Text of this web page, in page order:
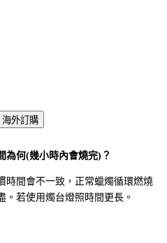
海外訂購
為何(幾小時內會燒完)？
時間會不一致，正常蠟燭循環燃燒
。若使用燭台燈照時間更長。